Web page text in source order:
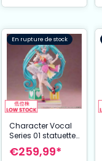
En rupture de stock
Character Vocal
Series 01 statuette
1/7 Hatsune Miku
Expo 2023 VR Ver.
€259,99*